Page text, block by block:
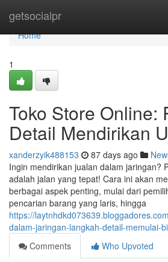
getsocialpr
Home
Home
1
Toko Store Online:
Detail Mendirikan
xanderzyik488153 87 days ago
Ingin mendirikan jualan dalam jaringan?
adalah jalan yang tepat! Cara ini akan
berbagai aspek penting, mulai dari
pencarian barang yang laris, hingga
https://
dalam-jaringan-langkah-detail-memulai-
Comments
Who Upvoted